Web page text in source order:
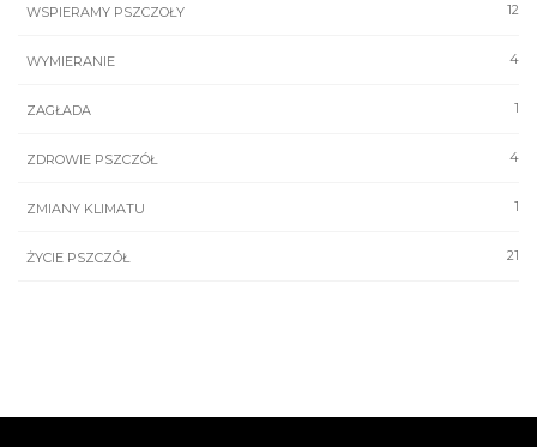
12
WSPIERAMY PSZCZOŁY
4
WYMIERANIE
1
ZAGŁADA
4
ZDROWIE PSZCZÓŁ
1
ZMIANY KLIMATU
21
ŻYCIE PSZCZÓŁ